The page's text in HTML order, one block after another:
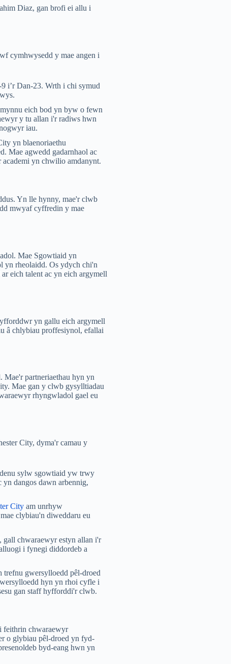
Diaz, gan brofi ei allu i
cymhwysedd y mae angen i
i’r Dan-23. Wrth i chi symud
eich bod yn byw o fewn
y tu allan i'r radiws hwn
iau.
yn blaenoriaethu
Mae agwedd gadarnhaol ac
yn chwilio amdanynt.
Yn lle hynny, mae'r clwb
mwyaf cyffredin y mae
Mae Sgowtiaid yn
yn rheolaidd. Os ydych chi'n
eich talent ac yn eich argymell
yn gallu eich argymell
â chlybiau proffesiynol, efallai
Mae'r partneriaethau hyn yn
Mae gan y clwb gysylltiadau
rhyngwladol gael eu
City, dyma'r camau y
sylw sgowtiaid yw trwy
dangos dawn arbennig,
City am unrhyw
clybiau'n diweddaru eu
gall chwaraewyr estyn allan i'r
i fynegi diddordeb a
gwersylloedd pêl-droed
hyn yn rhoi cyfle i
gan staff hyfforddi'r clwb.
feithrin chwaraewyr
o glybiau pêl-droed yn fyd-
byd-eang hwn yn